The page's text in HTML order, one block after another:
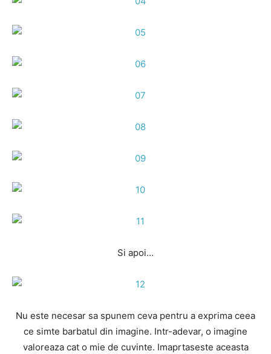
Si apoi…
Nu este necesar sa spunem ceva pentru a exprima ceea
ce simte barbatul din imagine. Intr-adevar, o imagine
valoreaza cat o mie de cuvinte. Imaprtaseste aceasta